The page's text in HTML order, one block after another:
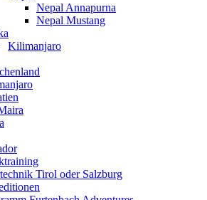
Nepal Annapurna
Nepal Mustang
Kilimanjaro
Tirol oder Salzburg